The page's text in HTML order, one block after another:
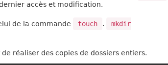
accès et modification.
de la commande
touch .
mkdir
réaliser des copies de dossiers entiers.